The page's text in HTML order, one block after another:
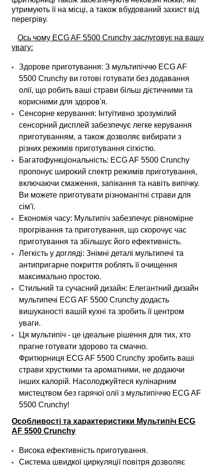
утримують її на місці, а також вбудований захист від
перегріву.
Ось чому ECG AF 5500 Crunchy заслуговує на вашу
увагу:
Здорове приготування: З мультипіччю ECG AF
5500 Crunchy ви готові готувати без додавання
олії, що робить ваші страви більш дієтичними та
корисними для здоров'я.
Сенсорне керування: Інтуїтивно зрозумілий
сенсорний дисплей забезпечує легке керування
приготуванням, а також дозволяє вибирати з
різних режимів приготування сігкістю.
Багатофункціональність: ECG AF 5500 Crunchy
пропонує широкий спектр режимів приготування,
включаючи смаження, запікання та навіть випічку.
Ви можете приготувати різноманітні страви для
сім'ї.
Економія часу: Мультипіч забезпечує рівномірне
прогрівання та приготування, що скорочує час
приготування та збільшує його ефективність.
Легкість у догляді: Знімні деталі мультипечі та
антипригарне покриття роблять її очищення
максимально простою.
Стильний та сучасний дизайн: Елегантний дизайн
мультипечі ECG AF 5500 Crunchy додасть
вишуканості вашій кухні та зробить її центром
уваги.
Ця мультипіч - це ідеальне рішення для тих, хто
прагне готувати здорово та смачно.
Фритюрниця ECG AF 5500 Crunchy зробить ваші
страви хрусткими та ароматними, не додаючи
інших калорій. Насолоджуйтеся кулінарним
мистецтвом без гарячої олії з мультипіччю ECG AF
5500 Crunchy!
Особливості та характеристики Мультипіч ECG
AF 5500 Crunchy
Висока ефективність приготування.
Система швидкої циркуляції повітря дозволяє